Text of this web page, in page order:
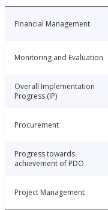
Financial Management
Monitoring and Evaluation
Overall Implementation
Progress (IP)
Procurement
Progress towards
achievement of PDO
Project Management